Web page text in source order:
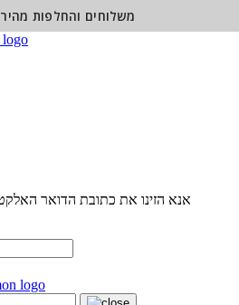
אנא הזינו את כתובת הדואר
משלוחים והחלפות